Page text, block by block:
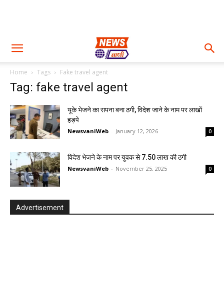
Home Tags Fake travel agent
Tag: fake travel agent
यूके भेजने का सपना बना ठगी, विदेश जाने के नाम पर लाखों
हड़पे
NewsvaniWeb - January 12, 2026 0
विदेश भेजने के नाम पर युवक से 7.50 लाख की ठगी
NewsvaniWeb - November 25, 2025 0
Advertisement